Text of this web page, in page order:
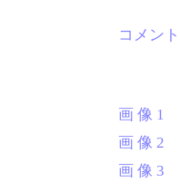
コメント
画 像 1
画 像 2
画 像 3